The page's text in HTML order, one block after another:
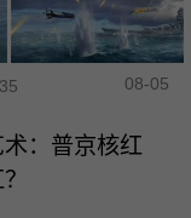
08-05
：普京核红